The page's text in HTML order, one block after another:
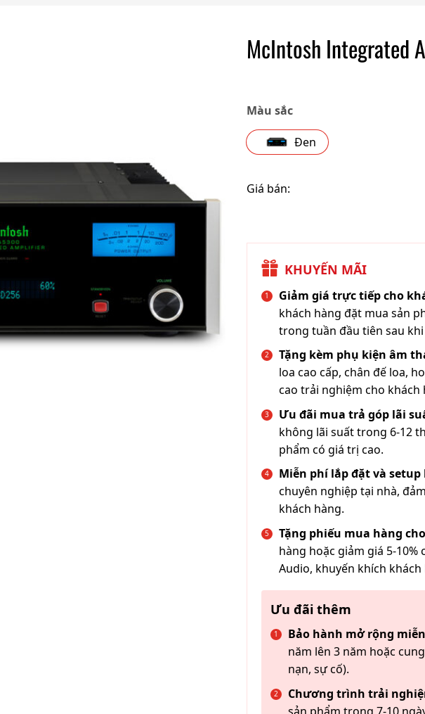
McIntosh Integrated
Màu sắc
Đen
Giá bán:
KHUYẾN MÃI
Giảm giá trực tiếp cho
khách hàng đặt mua sản
trong tuần đầu tiên sau
Tặng kèm phụ kiện âm
loa cao cấp, chân đế loa,
cao trải nghiệm cho khách
Ưu đãi mua trả góp lãi
không lãi suất trong 6-12
phẩm có giá trị cao.
Miễn phí lắp đặt và setup
chuyên nghiệp tại nhà,
khách hàng.
Tặng phiếu mua hàng
hàng hoặc giảm giá 5-
Audio, khuyến khích khách
Ưu đãi thêm
Bảo hành mở rộng
năm lên 3 năm hoặc
nạn, sự cố).
Chương trình trải